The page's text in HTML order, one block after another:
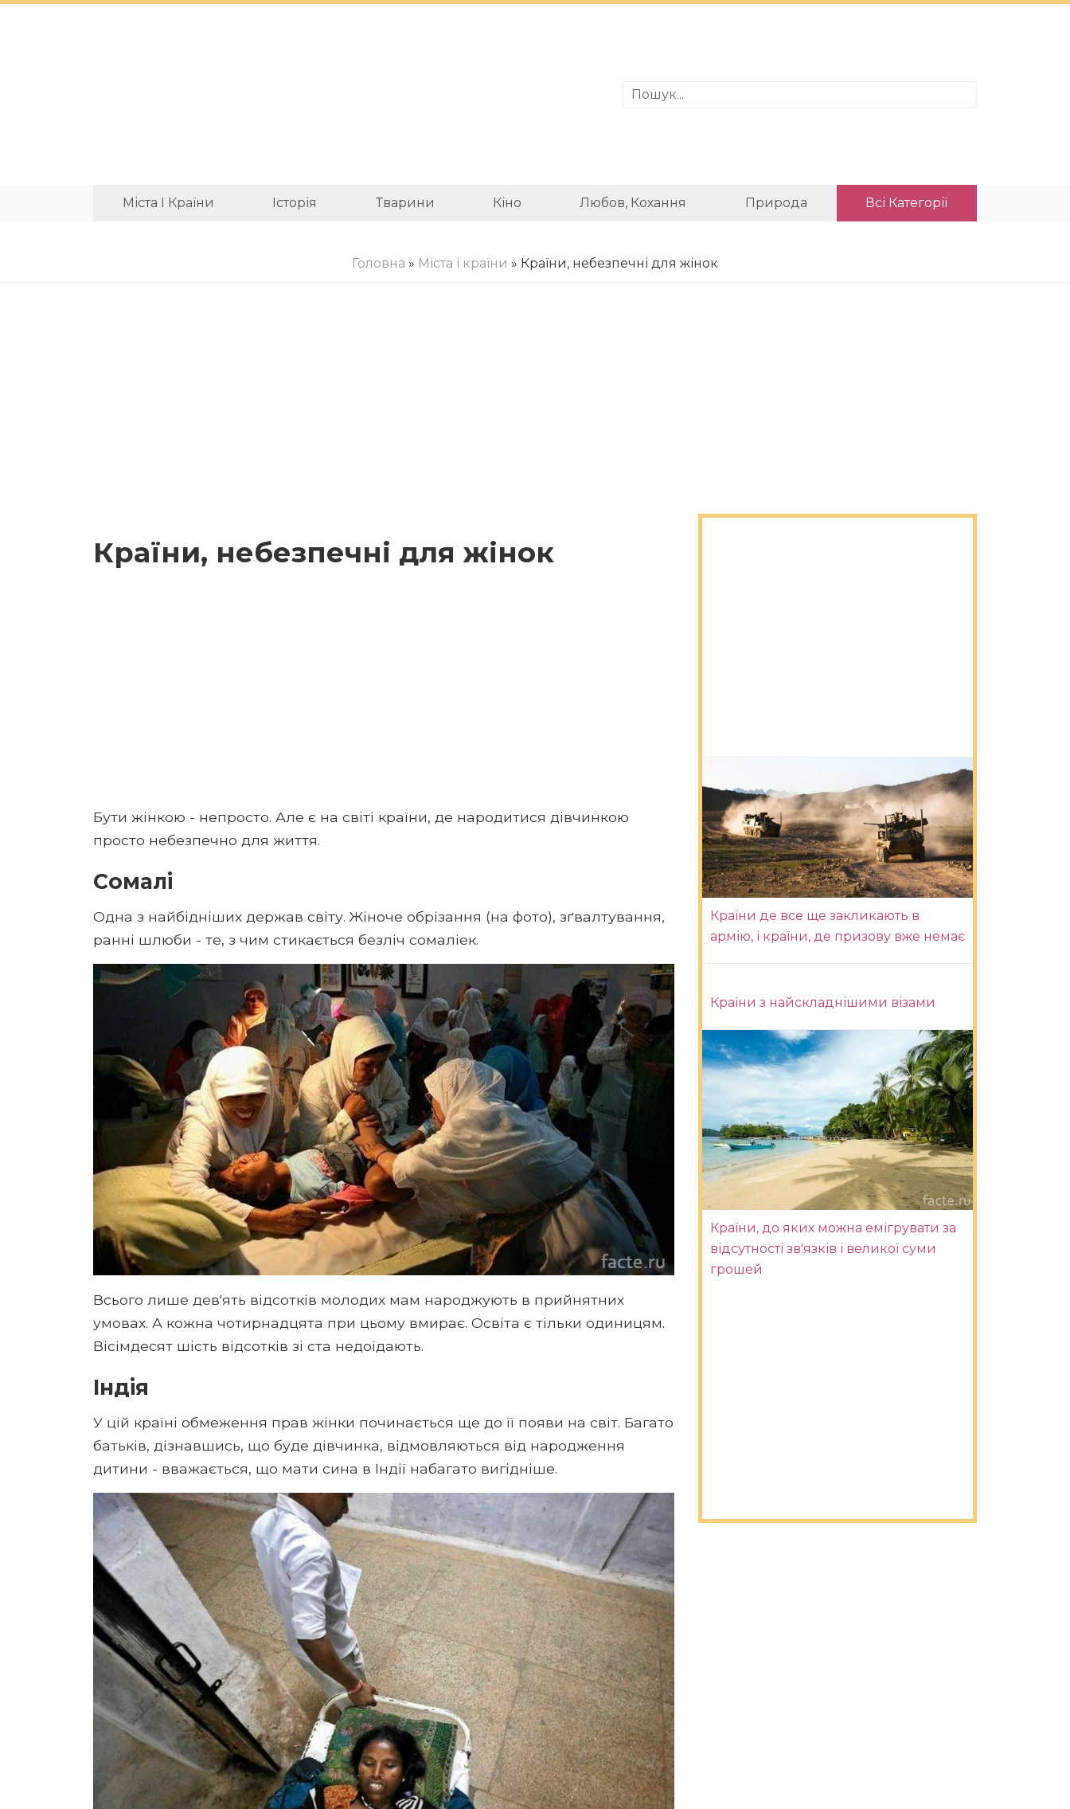
Міста І Країни Історія Тварини Кіно Любов, Кохання Природа Всі Категорії
Головна » Міста і країни » Країни, небезпечні для жінок
Країни, небезпечні для жінок
Бути жінкою - непросто. Але є на світі країни, де народитися дівчинкою
просто небезпечно для життя.
Сомалі
Одна з найбідніших держав світу. Жіноче обрізання (на фото), зґвалтування,
ранні шлюби - те, з чим стикається безліч сомаліек.
Всього лише дев'ять відсотків молодих мам народжують в прийнятних
умовах. А кожна чотирнадцята при цьому вмирає. Освіта є тільки одиницям.
Вісімдесят шість відсотків зі ста недоїдають.
Індія
У цій країні обмеження прав жінки починається ще до її появи на світ. Багато
батьків, дізнавшись, що буде дівчинка, відмовляються від народження
дитини - вважається, що мати сина в Індії набагато вигідніше.
Країни де все ще закликають в
армію, і країни, де призову вже немає
Країни з найскладнішими візами
Країни, до яких можна емігрувати за
відсутності зв'язків і великої суми
грошей